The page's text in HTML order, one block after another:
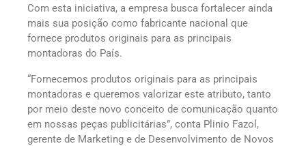
Com esta iniciativa, a empresa busca fortalecer ainda
mais sua posição como fabricante nacional que
fornece produtos originais para as principais
montadoras do País.
“Fornecemos produtos originais para as principais
montadoras e queremos valorizar este atributo, tanto
por meio deste novo conceito de comunicação quanto
em nossas peças publicitárias”, conta Plinio Fazol,
gerente de Marketing e de Desenvolvimento de Novos